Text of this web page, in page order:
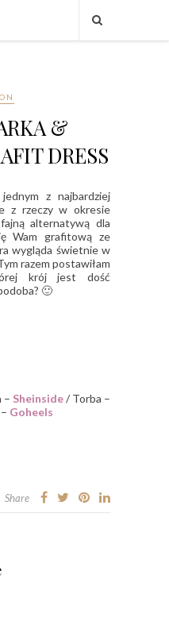
&
DRESS
z najbardziej
z rzeczy w okresie
alternatywą dla
Wam grafitową ze
wygląda świetnie w
razem postawiłam
krój jest dość
🙂
– Sheinside/ Torba –
Goheels
Share